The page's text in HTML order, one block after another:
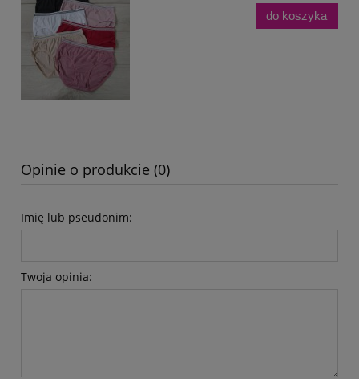
do koszyka
Opinie o produkcie (0)
Imię lub pseudonim:
Twoja opinia: